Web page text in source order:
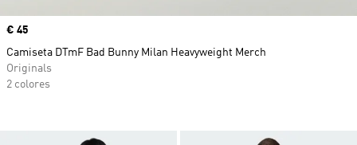
Precio
€ 45
Camiseta DTmF Bad Bunny Milan Heavyweight Merch
Originals
2 colores